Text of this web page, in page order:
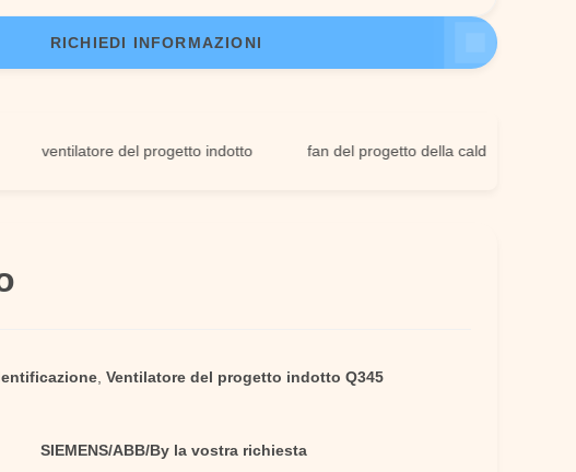
RICHIEDI INFORMAZIONI
ventilatore del progetto indotto fan del progetto della caldaia
, Ventilatore del progetto indotto Q345
SIEMENS/ABB/By la vostra richiesta